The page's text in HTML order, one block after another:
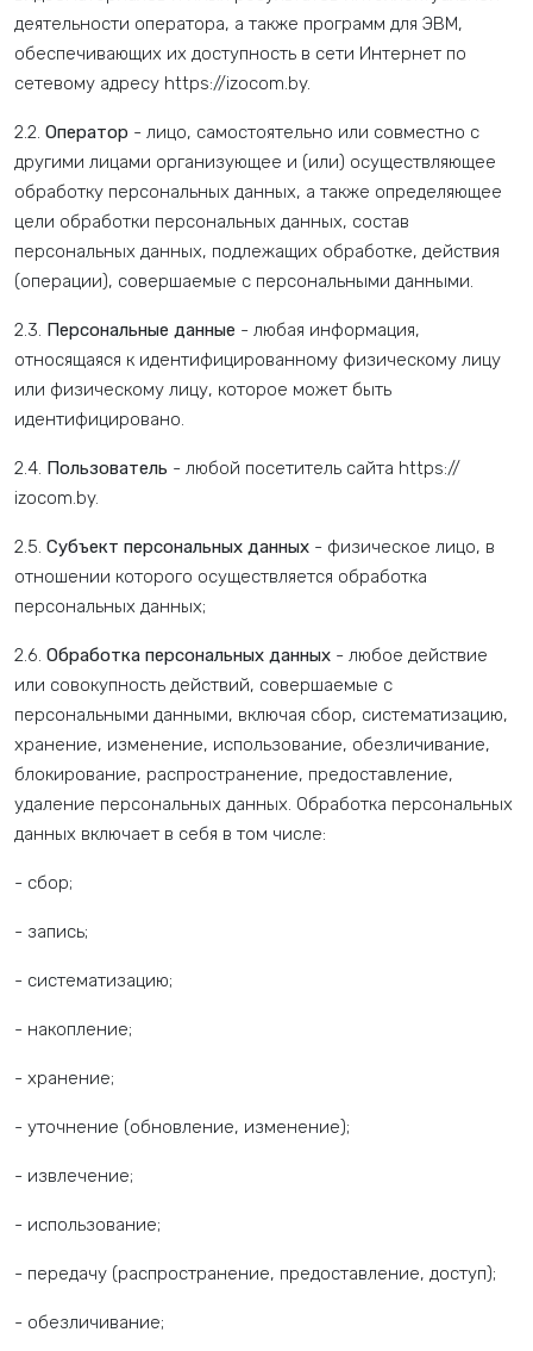
деятельности оператора, а также программ для ЭВМ,
обеспечивающих их доступность в сети Интернет по
сетевому адресу https://izocom.by.
2.2. Оператор - лицо, самостоятельно или совместно с
другими лицами организующее и (или) осуществляющее
обработку персональных данных, а также определяющее
цели обработки персональных данных, состав
персональных данных, подлежащих обработке, действия
(операции), совершаемые с персональными данными.
2.3. Персональные данные - любая информация,
относящаяся к идентифицированному физическому лицу
или физическому лицу, которое может быть
идентифицировано.
2.4. Пользователь - любой посетитель сайта https://
izocom.by.
2.5. Субъект персональных данных - физическое лицо, в
отношении которого осуществляется обработка
персональных данных;
2.6. Обработка персональных данных - любое действие
или совокупность действий, совершаемые с
персональными данными, включая сбор, систематизацию,
хранение, изменение, использование, обезличивание,
блокирование, распространение, предоставление,
удаление персональных данных. Обработка персональных
данных включает в себя в том числе:
- сбор;
- запись;
- систематизацию;
- накопление;
- хранение;
- уточнение (обновление, изменение);
- извлечение;
- использование;
- передачу (распространение, предоставление, доступ);
- обезличивание;